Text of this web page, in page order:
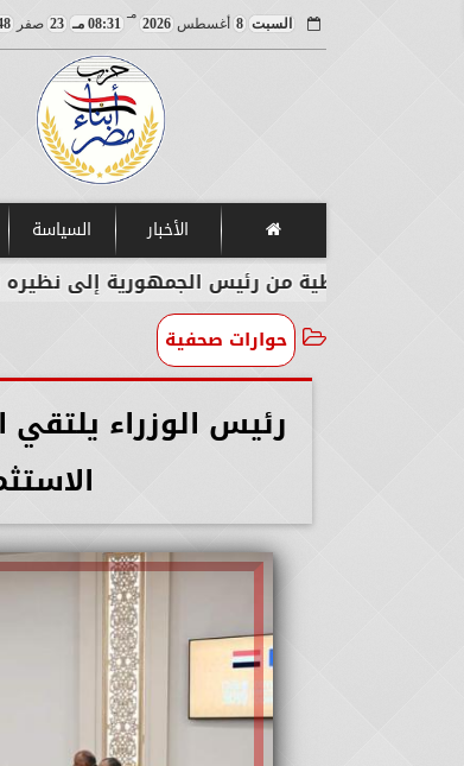
السبت 8 أغسطس2026
مـ
08:31 مـ 23 صفر
الأخبار السياسة
من رئيس الجمهورية إلى نظيره التشادي
حوارات صحفية
رئيس الوزراء